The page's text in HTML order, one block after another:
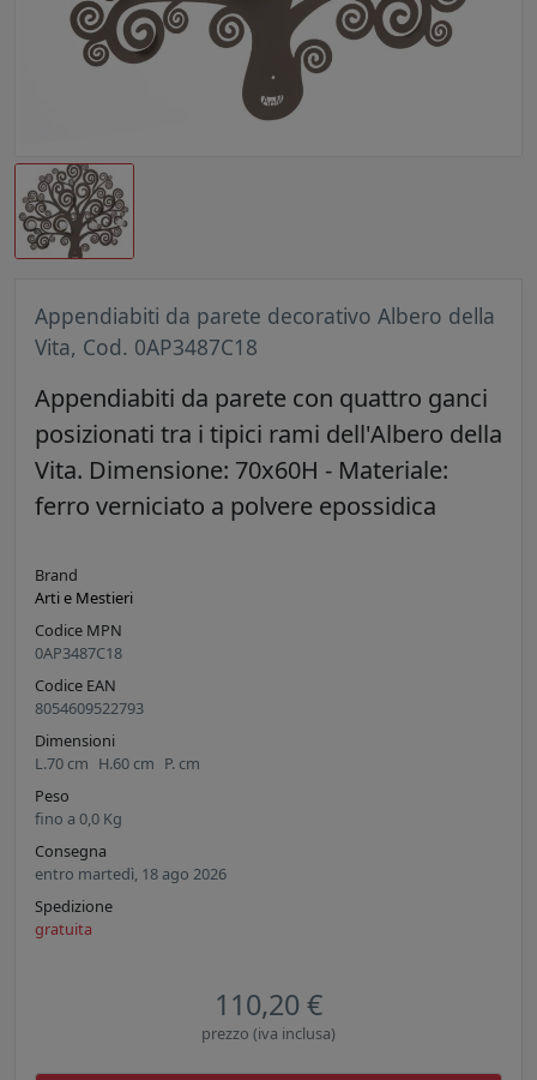
Appendiabiti da parete decorativo Albero della
Vita, Cod. 0AP3487C18
Appendiabiti da parete con quattro ganci
posizionati tra i tipici rami dell'Albero della
Vita. Dimensione: 70x60H - Materiale:
ferro verniciato a polvere epossidica
Brand
Arti e Mestieri
Codice MPN
0AP3487C18
Codice EAN
8054609522793
Dimensioni
L.70 cm H.60 cm P. cm
Peso
fino a 0,0 Kg
Consegna
entro martedì, 18 ago 2026
Spedizione
gratuita
110,20 €
prezzo (iva inclusa)